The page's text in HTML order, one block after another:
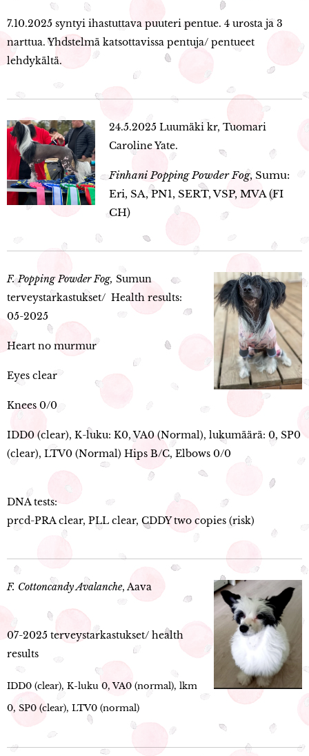
7.10.2025 syntyi ihastuttava puuteri pentue. 4 urosta ja 3
narttua. Yhdstelmä katsottavissa pentuja/ pentueet
lehdykältä.
24.5.2025 Luumäki kr, Tuomari
Caroline Yate.
Finhani Popping Powder Fog, Sumu:
Eri, SA, PN1, SERT, VSP, MVA (FI
CH)
F. Popping Powder Fog, Sumun
terveystarkastukset/ Health results:
05-2025
Heart no murmur
Eyes clear
Knees 0/0
IDD0 (clear), K-luku: K0, VA0 (Normal), lukumäärä: 0, SP0
(clear), LTV0 (Normal) Hips B/C, Elbows 0/0
DNA tests:
prcd-PRA clear, PLL clear, CDDY two copies (risk)
F. Cottoncandy Avalanche, Aava
07-2025 terveystarkastukset/ health
results
IDD0 (clear), K-luku 0, VA0 (normal), lkm
0, SP0 (clear), LTV0 (normal)